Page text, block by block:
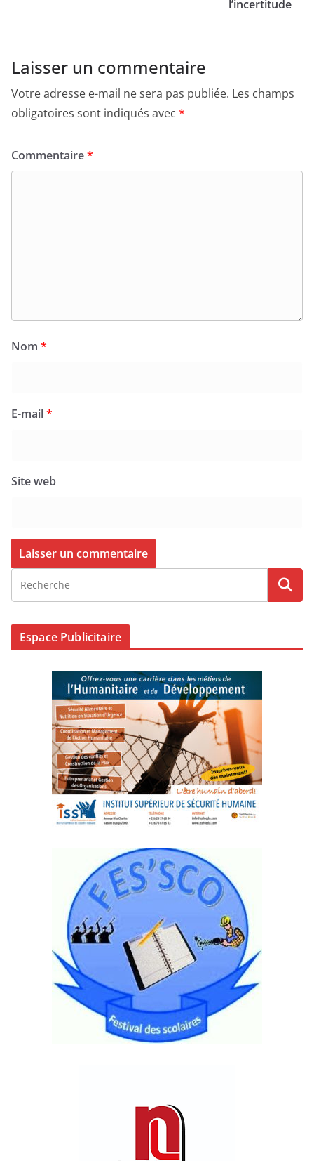
l’incertitude
Laisser un commentaire
Votre adresse e-mail ne sera pas publiée. Les champs
obligatoires sont indiqués avec *
Commentaire*
Nom *
E-mail*
Site web
Espace Publicitaire